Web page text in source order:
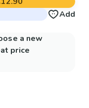
Add
a new
price